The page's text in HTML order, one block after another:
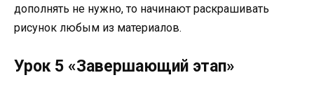
дополнять не нужно, то начинают раскрашивать
рисунок любым из материалов.
Урок 5 «Завершающий этап»